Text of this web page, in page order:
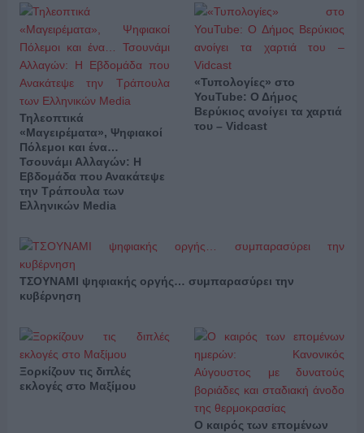
Τηλεοπτικά
«Μαγειρέματα», Ψηφιακοί
Πόλεμοι και ένα…
Τσουνάμι Αλλαγών: Η
Εβδομάδα που Ανακάτεψε
την Τράπουλα των
Ελληνικών Media
«Τυπολογίες» στο
YouTube: Ο Δήμος
Βερύκιος ανοίγει τα χαρτιά
του – Vidcast
ΤΣΟΥΝΑΜΙ ψηφιακής οργής… συμπαρασύρει την
κυβέρνηση
Ξορκίζουν τις διπλές
εκλογές στο Μαξίμου
Ο καιρός των επομένων